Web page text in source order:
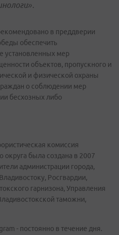
в преддверии
обеспечить
установленных мер
объектов, пропускного и
и физической охраны
о соблюдении мер
бесхозных либо
комиссия
округа была создана в 2007
администрации города,
Росгвардии,
гарнизона, Управления
таможни,
- постоянно в течение дня.